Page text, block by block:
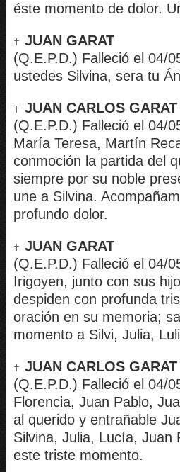
éste momento de dolor.
JUAN GARAT
(Q.E.P.D.) Falleció el 04/
ustedes Silvina, sera tu
JUAN CARLOS GARAT
(Q.E.P.D.) Falleció el 04/
María Teresa, Martín
conmoción la partida del
siempre por su noble
une a Silvina.
profundo dolor.
JUAN GARAT
(Q.E.P.D.) Falleció el 04/
Irigoyen, junto con sus
despiden con profunda
oración en su memoria;
momento a Silvi, Julia,
JUAN CARLOS GARAT
(Q.E.P.D.) Falleció el 04/
Florencia, Juan Pablo,
al querido y entrañable
Silvina, Julia, Lucía, Juan
este triste momento.